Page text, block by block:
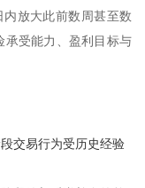
放大此前数周甚至数
承受能力、盈利目标与
交易行为受历史经验